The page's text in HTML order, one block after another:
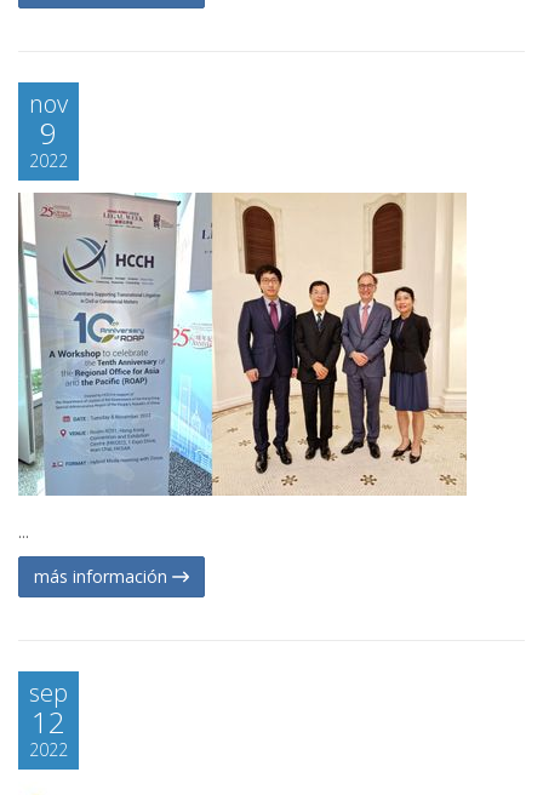
nov
9
2022
...
más información
sep
12
2022